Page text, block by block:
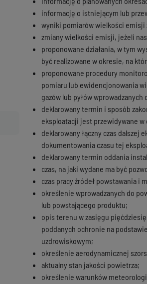
informację o istniejącym lub
wyniki pomiarów wielkości emisji
zmiany wielkości emisji, jeżeli
proponowane działania, w tym
być realizowane w okresie, na
proponowane procedury
pomiaru lub ewidencjonowania
gazów lub pyłów
deklarowany termin i sposób
eksploatacji jest przewidywane
deklarowany łączny czas dalszej
dokumentowania czasu tej
deklarowany termin oddania
czas, na jaki wydane ma być
czas pracy źródeł powstawania i
określenie wprowadzanych do
lub powstającego produktu;
opis terenu w zasięgu
poddanych ochronie na
uzdrowiskowym;
określenie aerodynamicznej
aktualny stan jakości powietrza;
określenie warunków